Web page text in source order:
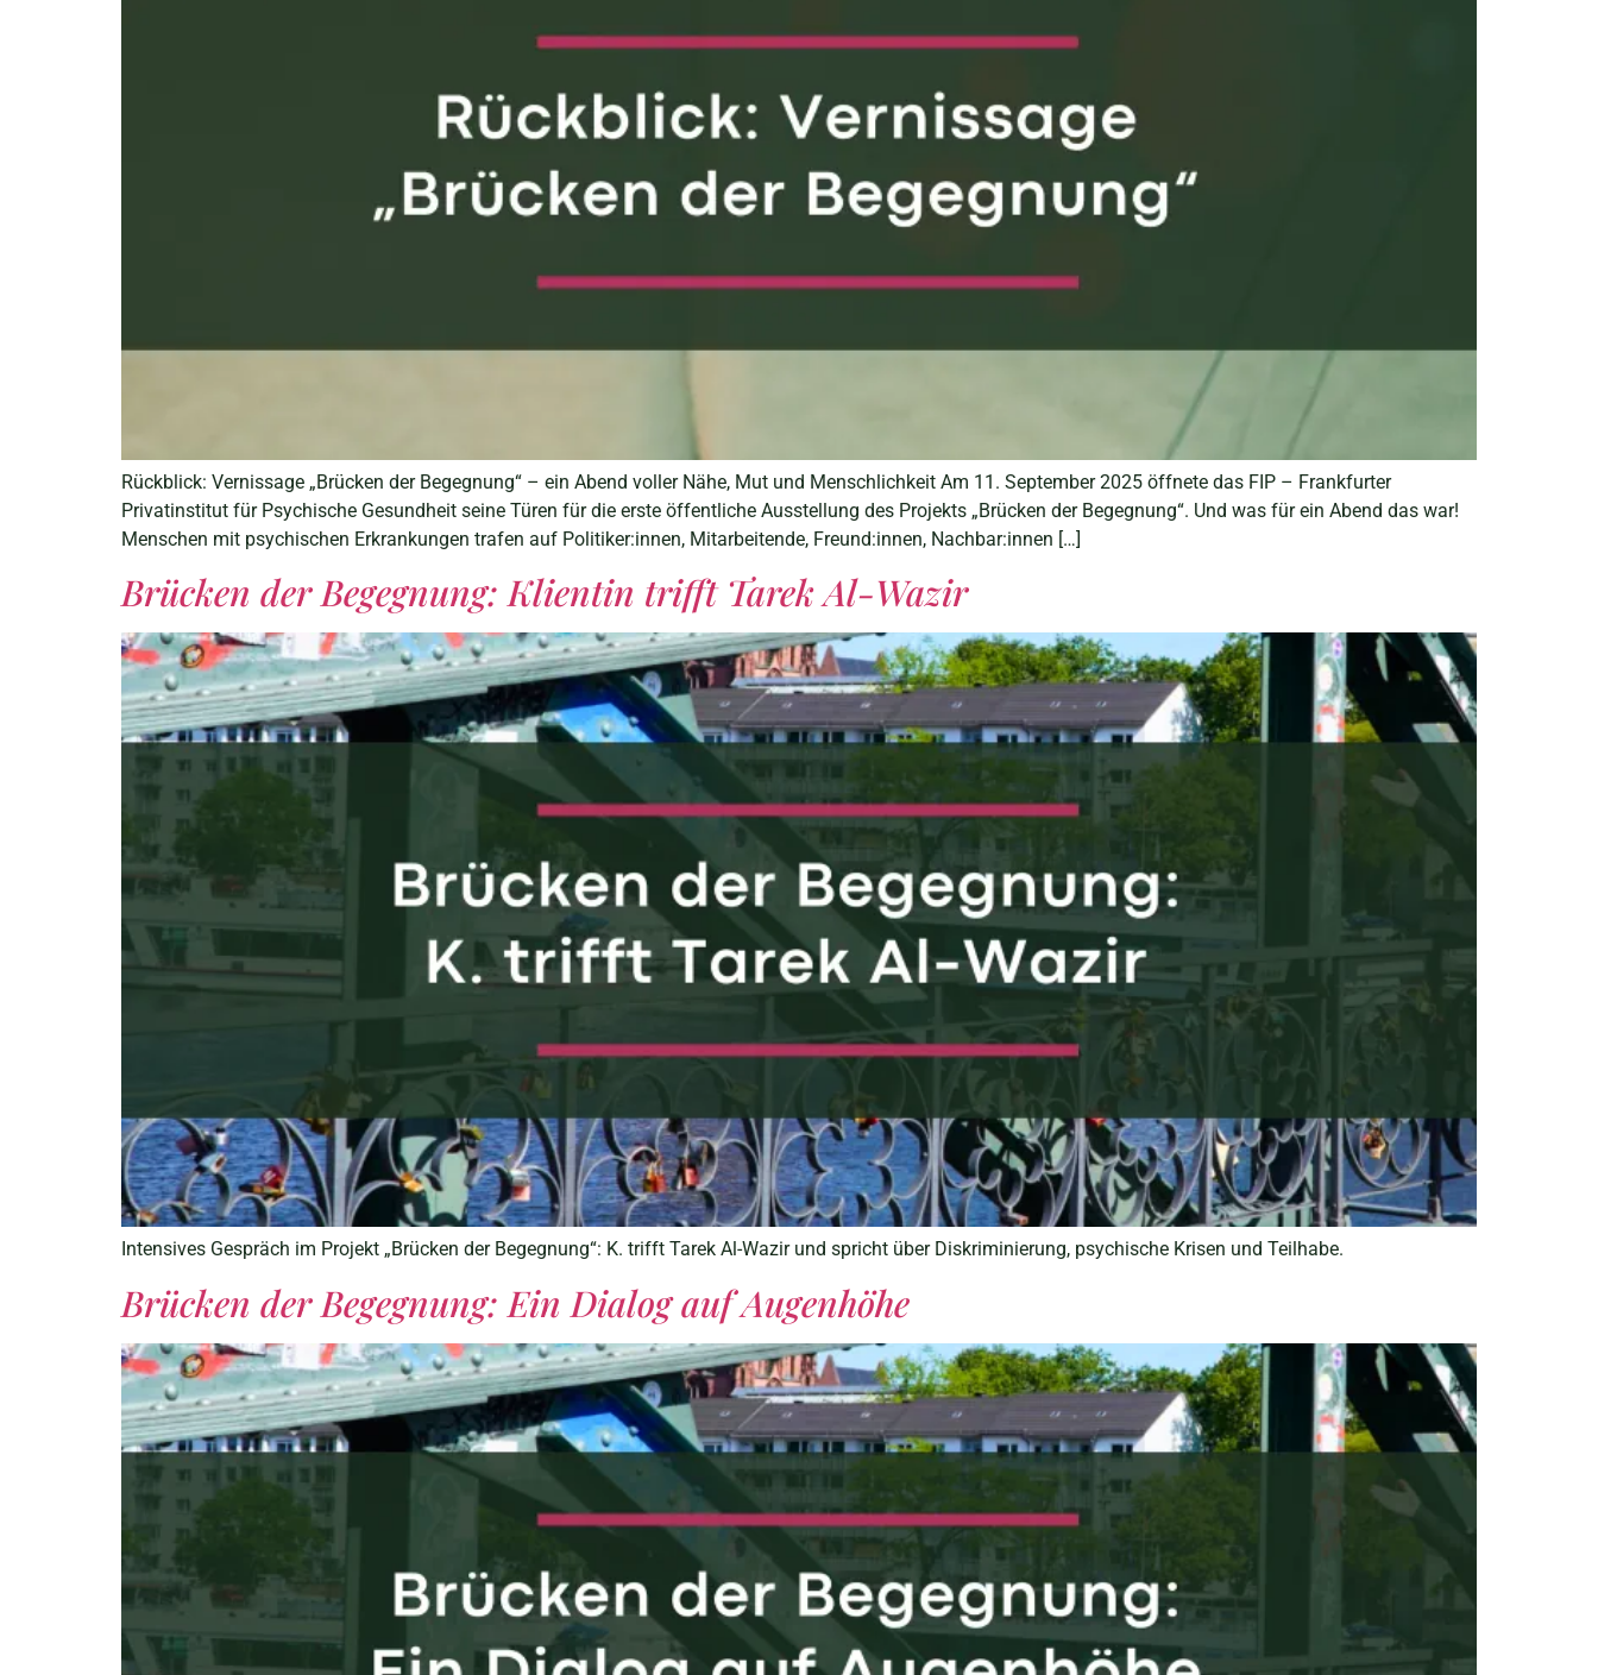
Rückblick: Vernissage „Brücken der Begegnung“ – ein Abend voller Nähe, Mut und Menschlichkeit Am 11. September 2025 öffnete das FIP – Frankfurter
Privatinstitut für Psychische Gesundheit seine Türen für die erste öffentliche Ausstellung des Projekts „Brücken der Begegnung“. Und was für ein Abend das war!
Menschen mit psychischen Erkrankungen trafen auf Politiker:innen, Mitarbeitende, Freund:innen, Nachbar:innen […]
Brücken der Begegnung: Klientin trifft Tarek Al-Wazir
Intensives Gespräch im Projekt „Brücken der Begegnung“: K. trifft Tarek Al-Wazir und spricht über Diskriminierung, psychische Krisen und Teilhabe.
Brücken der Begegnung: Ein Dialog auf Augenhöhe